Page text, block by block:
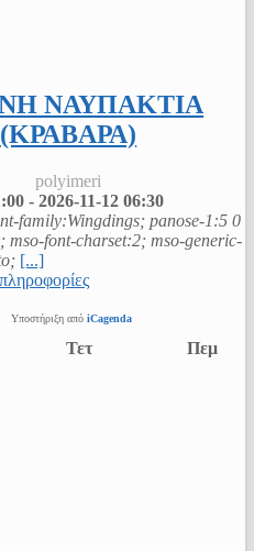
ΝΑΥΠΑΚΤΙΑ
(ΚΡΑΒΑΡΑ)
polyimeri
- 2026-11-12 06:30
family:Wingdings; panose-1:5 0
mso-font-charset:2; mso-generic-
[...]
Υποστήριξη απόiCagenda
Τετ Πεμ